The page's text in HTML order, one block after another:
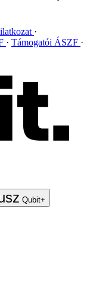
Támogatói ÁSZF
Qubit+